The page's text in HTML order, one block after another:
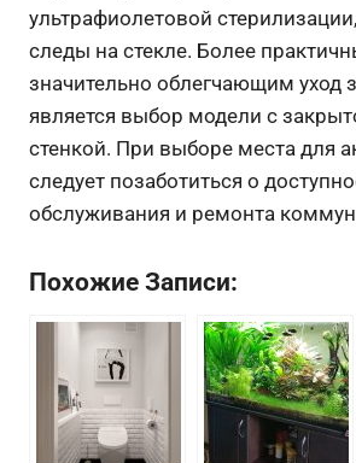
ультрафиолетовой
следы на стекле. Более
значительно облегчающим уход
является выбор модели с
стенкой. При выборе места для
следует позаботиться о
обслуживания и ремонта
Похожие Записи: